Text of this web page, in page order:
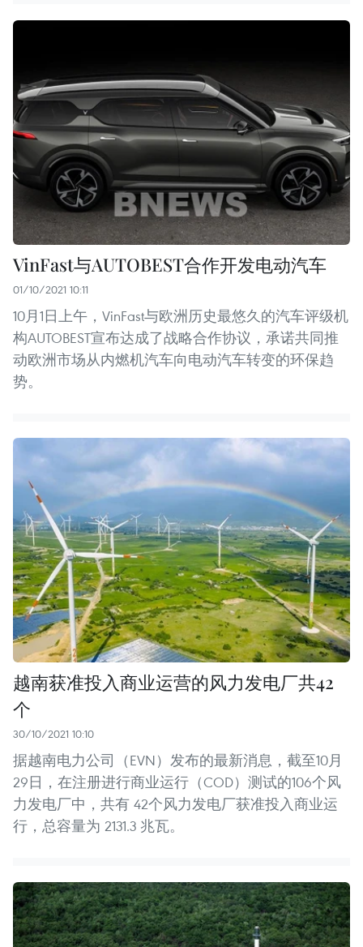
VinFast与AUTOBEST合作开发电动汽车
01/10/2021 10:11
10月1日上午，VinFast与欧洲历史最悠久的汽车评级机
构AUTOBEST宣布达成了战略合作协议，承诺共同推
动欧洲市场从内燃机汽车向电动汽车转变的环保趋
势。
越南获准投入商业运营的风力发电厂共42
个
30/10/2021 10:10
据越南电力公司（EVN）发布的最新消息，截至10月
29日，在注册进行商业运行（COD）测试的106个风
力发电厂中，共有 42个风力发电厂获准投入商业运
行，总容量为 2131.3 兆瓦。